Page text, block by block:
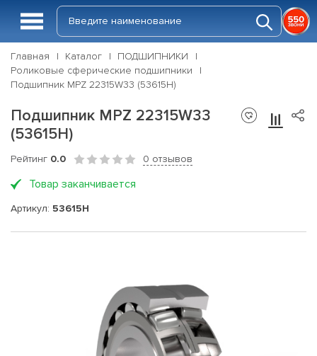
Главная Каталог
ПОДШИПНИКИ
Роликовые сферические подшипники
Подшипник MPZ 22315W33 (53615Н)
Подшипник MPZ 22315W33
(53615Н)
Рейтинг 0.0 0 отзывов
Товар заканчивается
Артикул: 53615Н